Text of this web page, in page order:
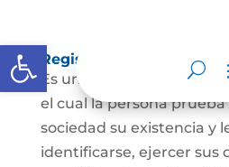
Abrir barra de herramientas
Registro Civil de
Es un documento
el cual la persona
sociedad su existencia y
identificarse, ejercer sus